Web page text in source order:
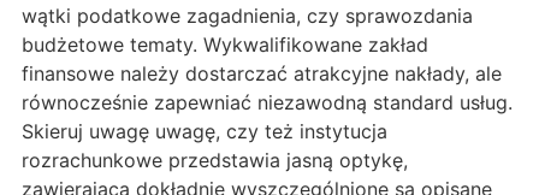
wątki podatkowe zagadnienia, czy sprawozdania
budżetowe tematy. Wykwalifikowane zakład
finansowe należy dostarczać atrakcyjne nakłady, ale
równocześnie zapewniać niezawodną standard usług.
Skieruj uwagę uwagę, czy też instytucja
rozrachunkowe przedstawia jasną optykę,
zawierającą dokładnie wyszczególnione są opisane